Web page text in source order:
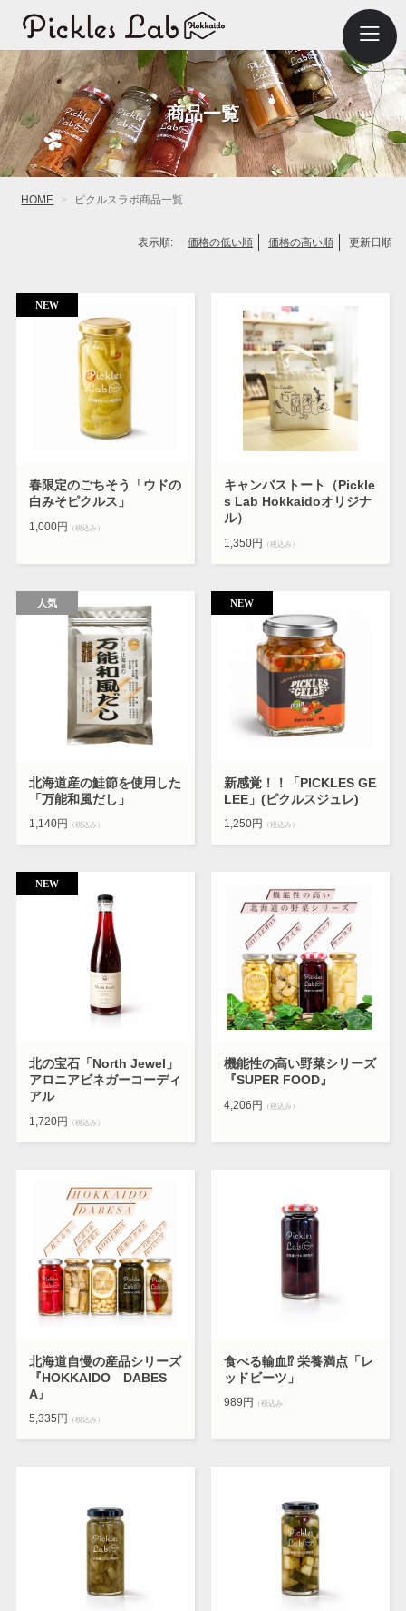
商品一覧
HOME ピクルスラボ商品一覧
表示順: 価格の低い順 価格の高い順 更新日順
春限定のごちそう「ウドの
白みそピクルス」
1,000円 （税込み）
キャンバストート（Pickle
s Lab Hokkaidoオリジナ
ル）
1,350円 （税込み）
北海道産の鮭節を使用した
「万能和風だし」
1,140円 （税込み）
新感覚！！「PICKLES GE
LEE」(ピクルスジュレ)
1,250円 （税込み）
北の宝石「North Jewel」
アロニアビネガーコーディ
アル
1,720円 （税込み）
機能性の高い野菜シリーズ
『SUPER FOOD』
4,206円 （税込み）
北海道自慢の産品シリーズ
『HOKKAIDO DABES
A』
5,335円 （税込み）
食べる輸血⁉ 栄養満点「レ
ッドビーツ」
989円 （税込み）